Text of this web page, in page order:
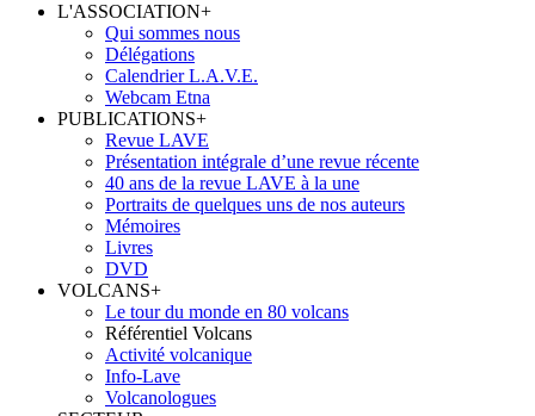
L'ASSOCIATION+
Qui sommes nous
Délégations
Calendrier L.A.V.E.
Webcam Etna
PUBLICATIONS+
Revue LAVE
Présentation intégrale d’une revue récente
40 ans de la revue LAVE à la une
Portraits de quelques uns de nos auteurs
Mémoires
Livres
DVD
VOLCANS+
Le tour du monde en 80 volcans
Référentiel Volcans
Activité volcanique
Info-Lave
Volcanologues